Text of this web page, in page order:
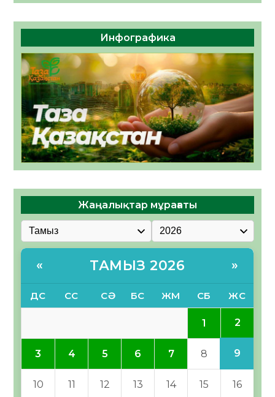
Инфографика
Жаңалықтар мұрағаты
« ТАМЫЗ 2026 »
ДС СС СӘ БС ЖМ СБ ЖС
1 2
3 4 5 6 7 8 9
10 11 12 13 14 15 16